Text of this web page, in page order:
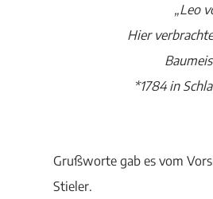
„Leo
Hier
*1784 in
Grußworte gab es vom
Stieler.